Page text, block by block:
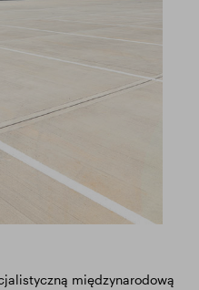
międzynarodową